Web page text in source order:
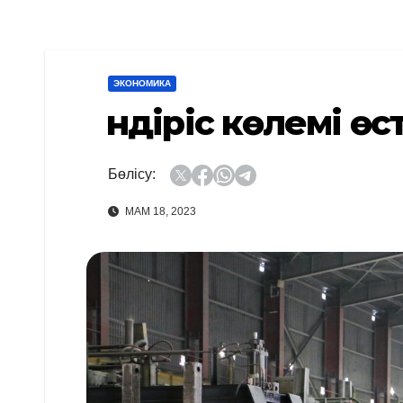
ЭКОНОМИКА
Өндіріс көлемі
Бөлісу:
МАМ 18, 2023